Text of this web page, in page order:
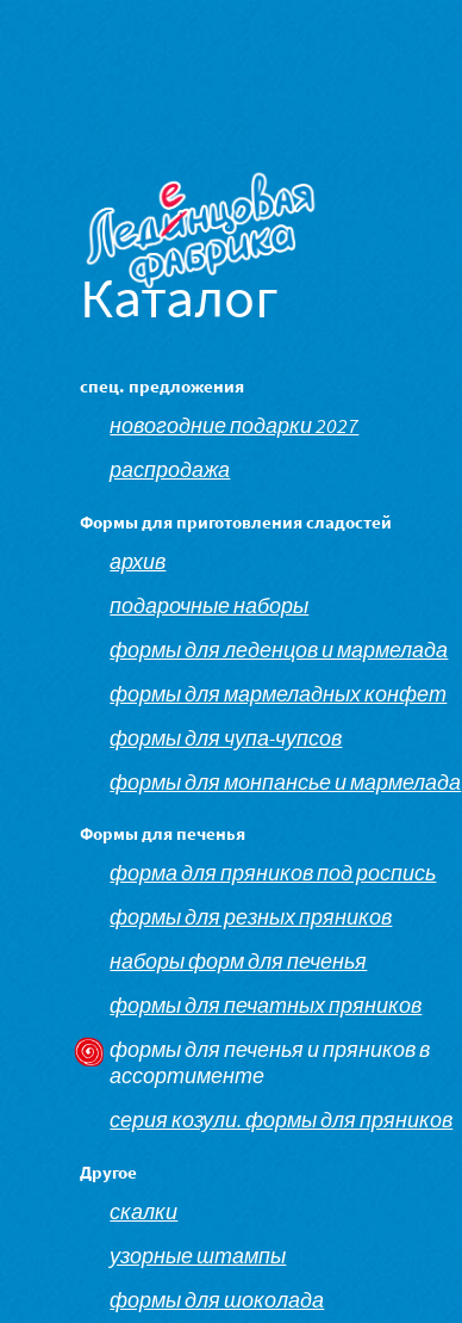
Каталог
спец. предложения
новогодние подарки 2027
распродажа
Формы для приготовления сладостей
архив
подарочные наборы
формы для леденцов и мармелада
формы для мармеладных конфет
формы для чупа-чупсов
формы для монпансье и мармелада
Формы для печенья
форма для пряников под роспись
формы для резных пряников
наборы форм для печенья
формы для печатных пряников
формы для печенья и пряников в
ассортименте
серия козули. формы для пряников
Другое
скалки
узорные штампы
формы для шоколада